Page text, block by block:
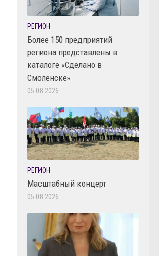
РЕГИОН
Более 150 предприятий
региона представлены в
каталоге «Сделано в
Смоленске»
05.08.2026
РЕГИОН
Масштабный концерт
05.08.2026